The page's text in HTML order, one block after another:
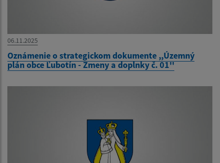
06.11.2025
Oznámenie o strategickom dokumente ,,Územný
plán obce Ľubotín - Zmeny a doplnky č. 01''